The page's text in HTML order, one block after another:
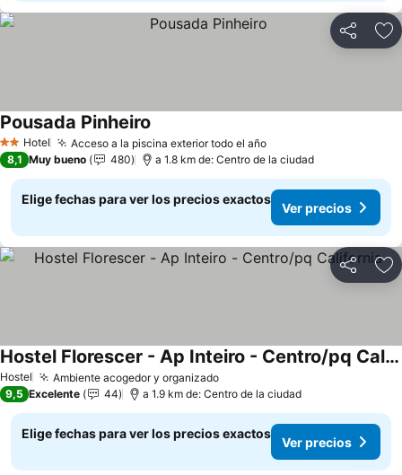
Compartir
2 Estrellas
Hotel Acceso a la piscina exterior todo el añoVer precios
Pousada Pinheiro
8,1 Muy bueno 480 a 1.8 km de: Centro de la ciudad
Elige fechas para ver los precios exactos
Ver precios
Compartir
Hostel Ambiente acogedor y organizadoVer precios
Hostel Florescer - Ap Inteiro - Centro/pq California
Ver precios
9,5 Excelente 44 a 1.9 km de: Centro de la ciudad
Elige fechas para ver los precios exactos
Ver precios